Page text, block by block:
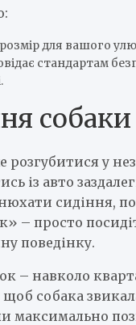
для вашого
стандартам
розгубитися у
авто
сидіння,
– просто
поведінку.
– навколо
собака
максимально